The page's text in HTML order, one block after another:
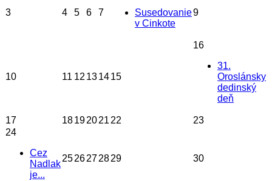
3 4 5 6 7
Susedovanie
v Cinkote
9
10 11 12 131415
16
31.
Oroslánsky
dedinský
deň
17 18192021 22
23
24
Cez
Nadlak
je...
2526272829 30